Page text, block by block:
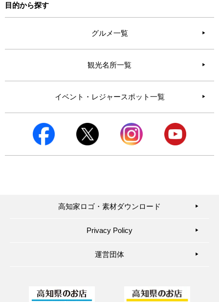
目的から探す
グルメ一覧
観光名所一覧
イベント・レジャースポット一覧
高知家ロゴ・素材ダウンロード ▶︎
Privacy Policy ▶︎
運営団体 ▶︎